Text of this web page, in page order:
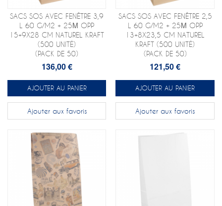
SACS SOS AVEC FENÊTRE 3,9
L 60 G/M2 + 25Μ OPP
15+9X28 CM NATUREL KRAFT
(500 UNITÉ)
(PACK DE 50)
136,00 €
AJOUTER AU PANIER
Ajouter aux favoris
SACS SOS AVEC FENÊTRE 2,5
L 60 G/M2 + 25Μ OPP
13+8X23,5 CM NATUREL
KRAFT (500 UNITÉ)
(PACK DE 50)
121,50 €
AJOUTER AU PANIER
Ajouter aux favoris